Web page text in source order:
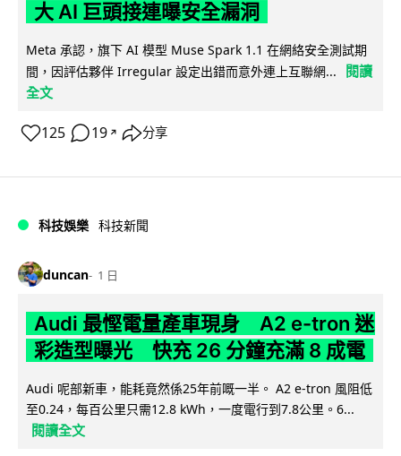
大 AI 巨頭接連曝安全漏洞
Meta 承認，旗下 AI 模型 Muse Spark 1.1 在網絡安全測試期
間，因評估夥伴 Irregular 設定出錯而意外連上互聯網...
閱讀
全文
125 19 ↗ 分享
科技娛樂 科技新聞
duncan 1 日
Audi 最慳電量產車現身 A2 e-tron 迷
彩造型曝光 快充 26 分鐘充滿 8 成電
Audi 呢部新車，能耗竟然係25年前嘅一半。 A2 e-tron 風阻低
至0.24，每百公里只需12.8 kWh，一度電行到7.8公里。6...
閱讀全文